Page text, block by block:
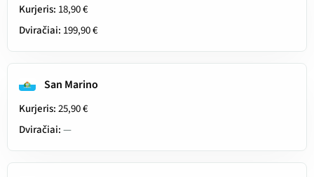
Kurjeris: 18,90 €
Dviračiai: 199,90 €
San Marino
Kurjeris:25,90 €
Dviračiai:—